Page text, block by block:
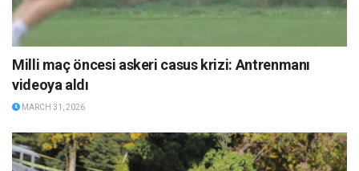
Milli maç öncesi askeri casus krizi: Antrenmanı
videoya aldı
MARCH 31, 2026